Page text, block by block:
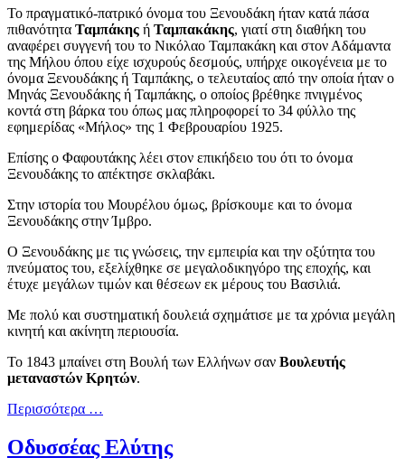
Το πραγματικό-πατρικό όνομα του Ξενουδάκη ήταν κατά πάσα
πιθανότητα Ταμπάκης ή Ταμπακάκης, γιατί στη διαθήκη του
αναφέρει συγγενή του το Νικόλαο Ταμπακάκη και στον Αδάμαντα
της Μήλου όπου είχε ισχυρούς δεσμούς, υπήρχε οικογένεια με το
όνομα Ξενουδάκης ή Ταμπάκης, ο τελευταίος από την οποία ήταν ο
Μηνάς Ξενουδάκης ή Ταμπάκης, ο οποίος βρέθηκε πνιγμένος
κοντά στη βάρκα του όπως μας πληροφορεί το 34 φύλλο της
εφημερίδας «Μήλος» της 1 Φεβρουαρίου 1925.
Επίσης ο Φαφουτάκης λέει στον επικήδειο του ότι το όνομα
Ξενουδάκης το απέκτησε σκλαβάκι.
Στην ιστορία του Μουρέλου όμως, βρίσκουμε και το όνομα
Ξενουδάκης στην Ίμβρο.
Ο Ξενουδάκης με τις γνώσεις, την εμπειρία και την οξύτητα του
πνεύματος του, εξελίχθηκε σε μεγαλοδικηγόρο της εποχής, και
έτυχε μεγάλων τιμών και θέσεων εκ μέρους του Βασιλιά.
Με πολύ και συστηματική δουλειά σχημάτισε με τα χρόνια μεγάλη
κινητή και ακίνητη περιουσία.
Το 1843 μπαίνει στη Βουλή των Ελλήνων σαν Βουλευτής
μεταναστών Κρητών.
Περισσότερα …
Οδυσσέας Ελύτης